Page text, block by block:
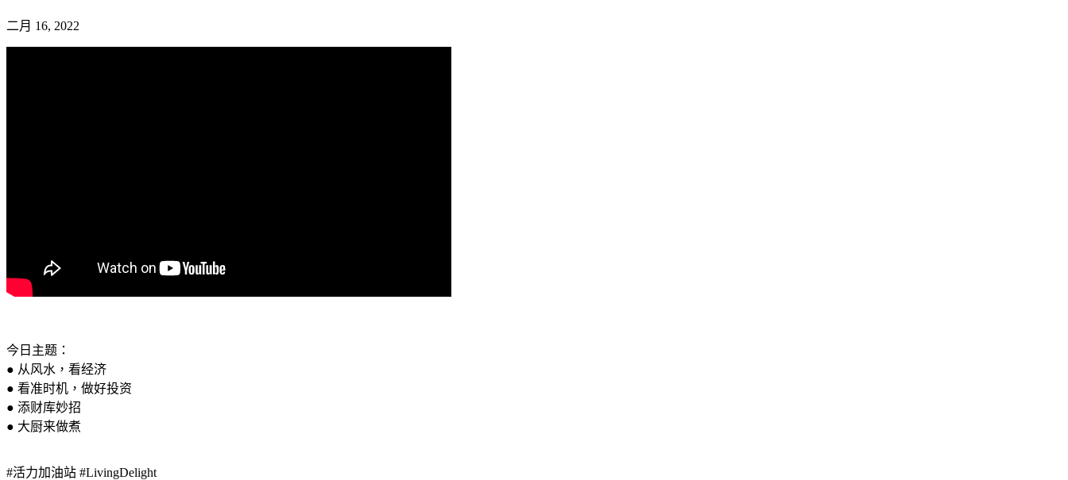
二月 16, 2022
今日主题：
● 从风水，看经济
● 看准时机，做好投资
● 添财库妙招
● 大厨来做煮
#活力加油站 #LivingDelight